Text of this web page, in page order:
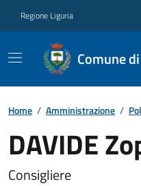
Regione Liguria
Comune
Home / Amministrazione /
DAVIDE
Consigliere